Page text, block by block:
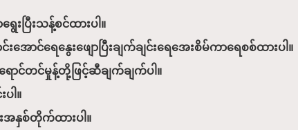
ပြီးသန့်စင်ထားပါ။
အောင်ရေနွေးဖျောပြီးချက်ချင်းရေအေးစိမ်ကာရေစစ်ထားပါ။
ာင်တင်မှုန့်တို့ဖြင့်ဆီချက်ချက်ပါ။
ါ။
အနှစ်တိုက်ထားပါ။